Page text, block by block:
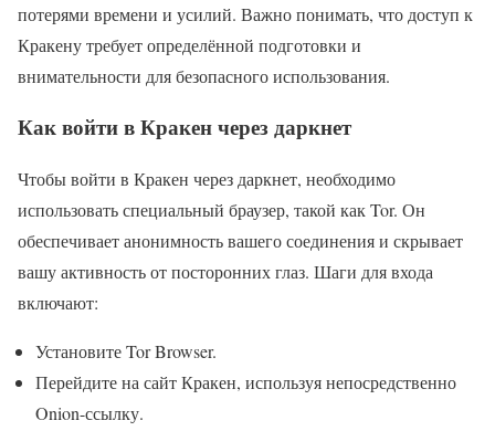
потерями времени и усилий. Важно понимать, что доступ к
Кракену требует определённой подготовки и
внимательности для безопасного использования.
Как войти в Кракен через даркнет
Чтобы войти в Кракен через даркнет, необходимо
использовать специальный браузер, такой как Tor. Он
обеспечивает анонимность вашего соединения и скрывает
вашу активность от посторонних глаз. Шаги для входа
включают:
Установите Tor Browser.
Перейдите на сайт Кракен, используя непосредственно
Onion-ссылку.